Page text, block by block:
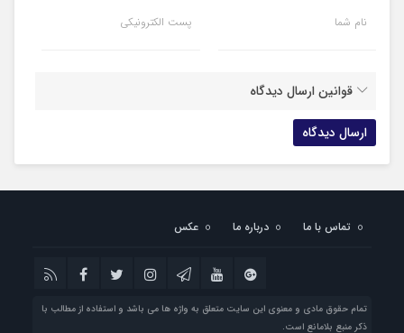
نام شما پست الکترونیکی
قوانین ارسال دیدگاه
تماس با ما درباره ما عکس
تمام حقوق مادی و معنوی این سایت متعلق به واژه ها می باشد و استفاده از مطالب با
ذکر منبع بلامانع است.